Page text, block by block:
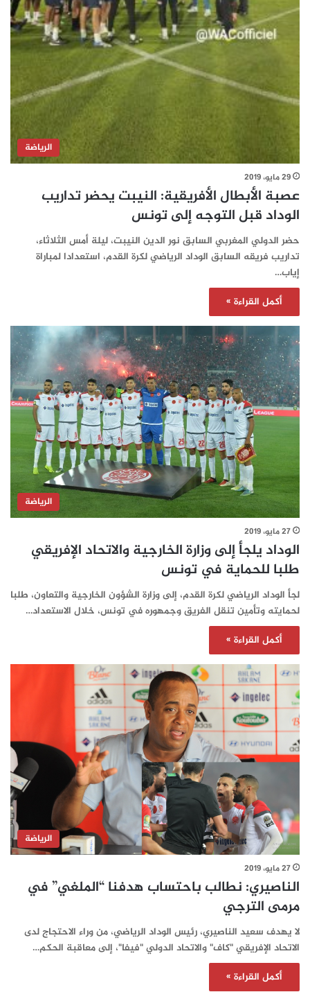
الرياضة
29 مايو، 2019
عصبة الأبطال الأفريقية: النيبت يحضر تداريب
الوداد قبل التوجه إلى تونس‎
حضر الدولي المغربي السابق نور الدين النيبت، ليلة أمس الثلاثاء،
تداريب فريقه السابق الوداد الرياضي لكرة القدم، استعدادا لمباراة
إياب…
أكمل القراءة »
الرياضة
27 مايو، 2019
الوداد يلجأ إلى وزارة الخارجية والاتحاد الإفريقي
طلبا للحماية في تونس
لجأ الوداد الرياضي لكرة القدم، إلى وزارة الشؤون الخارجية والتعاون، طلبا
لحمايته وتأمين تنقل الفريق وجمهوره في تونس، خلال الاستعداد…
أكمل القراءة »
الرياضة
27 مايو، 2019
الناصيري: نطالب باحتساب هدفنا “الملغي” في
مرمى الترجي
لا يهدف سعيد الناصيري، رئيس الوداد الرياضي، من وراء الاحتجاج لدى
الاتحاد الإفريقي "كاف" والاتحاد الدولي "فيفا"، إلى معاقبة الحكم…
أكمل القراءة »